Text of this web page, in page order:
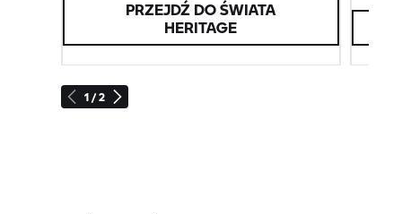
1 / 2
PRZEJDŹ DO ŚWIATA
HERITAGE